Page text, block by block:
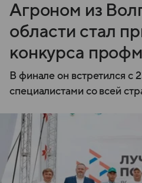
Агроном из
области стал
конкурса
В финале он встретился с
специалистами со всей